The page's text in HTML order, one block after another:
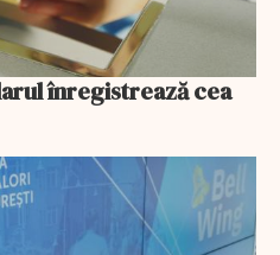
înregistrează cea